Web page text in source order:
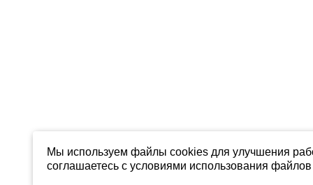
Мы используем файлы cookies для улучшения
соглашаетесь с условиями использования